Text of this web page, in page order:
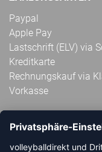
Paypal
Apple Pay
Lastschrift (ELV) via
Kreditkarte
Rechnungskauf via
Vorkasse
ABONNIERE JETZT
VOLLEYBALLDIREKT-